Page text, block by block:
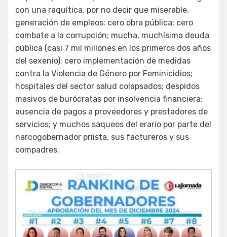
con una raquítica, por no decir que miserable,
generación de empleos; cero obra pública; cero
combate a la corrupción; mucha, muchísima deuda
pública (casi 7 mil millones en los primeros dos años
del sexenio); cero implementación de medidas
contra la Violencia de Género por Feminicidios;
hospitales del sector salud colapsados; despidos
masivos de burócratas por insolvencia financiera;
ausencia de pagos a proveedores y prestadores de
servicios; y muchos saqueos del erario por parte del
narcogobernador priista, sus factureros y sus
compadres.